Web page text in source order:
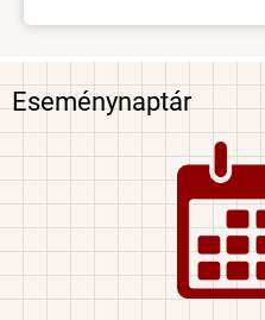
Eseménynaptár
Image